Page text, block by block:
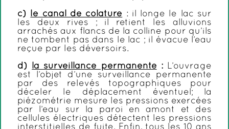
c) le canal de colature
: il longe le lac sur
les deux rives ; il retient les alluvions
arrachés aux flancs de la colline pour qu’ils
ne tombent pas dans le lac ; il évacue l’eau
reçue par les déversoirs.
d) la surveillance permanente :L’ouvrage
est l’objet d’une surveillance permanente
par des relevés topographiques pour
déceler le déplacement éventuel; la
piézométrie mesure les pressions exercées
par l’eau sur la paroi en amont et des
cellules électriques détectent les pressions